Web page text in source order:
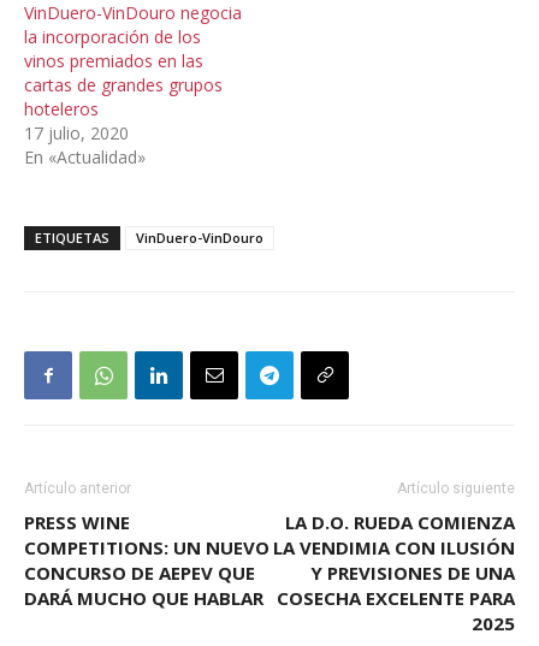
VinDuero-VinDouro negocia
la incorporación de los
vinos premiados en las
cartas de grandes grupos
hoteleros
17 julio, 2020
En «Actualidad»
ETIQUETAS VinDuero-VinDouro
Artículo anterior
PRESS WINE
COMPETITIONS: UN NUEVO
CONCURSO DE AEPEV QUE
DARÁ MUCHO QUE HABLAR
Artículo siguiente
LA D.O. RUEDA COMIENZA
LA VENDIMIA CON ILUSIÓN
Y PREVISIONES DE UNA
COSECHA EXCELENTE PARA
2025